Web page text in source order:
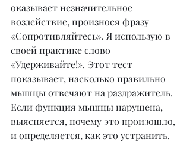
оказывает незначительное
воздействие, произнося фразу
«Сопротивляйтесь». Я использую в
своей практике слово
«Удерживайте!». Этот тест
показывает, насколько правильно
мышцы отвечают на раздражитель.
Если функция мышцы нарушена,
выясняется, почему это произошло,
и определяется, как это устранить.